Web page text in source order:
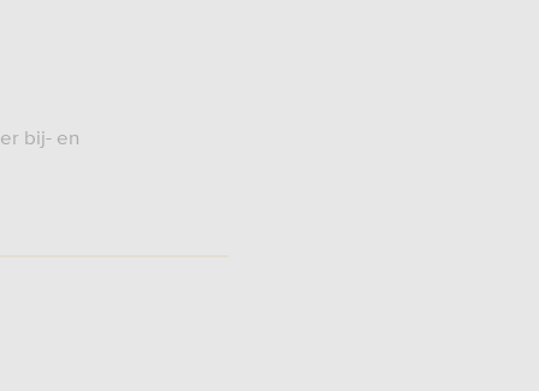
bij- en